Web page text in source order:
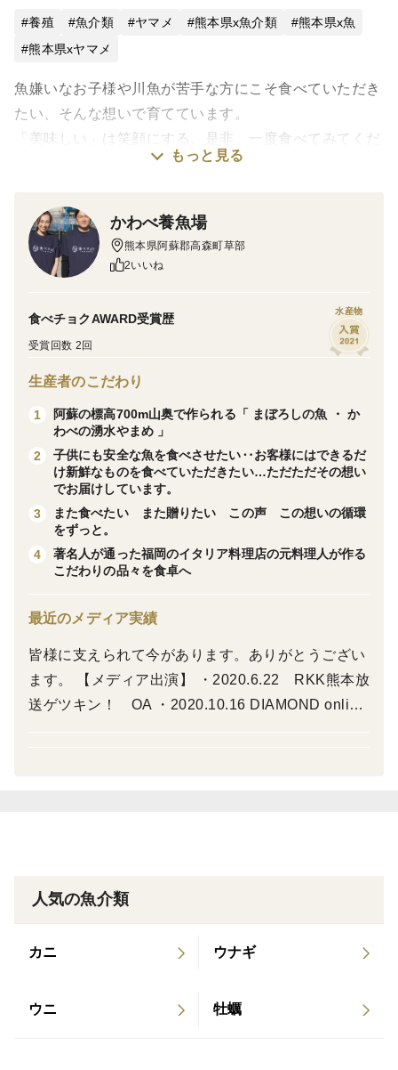
養殖 魚介類 ヤマメ 熊本県x魚介類
熊本県x魚
熊本県xヤマメ
魚嫌いなお子様や川魚が苦手な方にこそ食べていただき
たい、そんな想いで育てています。
「美味しい」は笑顔にする。是非、一度食べてみてくだ
▼私たちのこだわり
ーーーーーーーーーーーーーーーーーーーーーーーーー
ーーーーーー
を ずっと。
ーーーーーーーーーーーーーーーーーーーーーーーーー
熊本県の標高700ｍの山奥で私達は阿蘇の芸術「やま
め」と「ASOサーモン」を育てています。昭和45年か
らの創業以来、同じ工程で丹念込めて卵の孵化から育
成・加工・出荷まで全て自社で行っています。ご自宅で
調理しやすいよう考え、個包装にしていますので衛生的
で必要な時に必要な分だけお使いいただけます。
～人も魚も同じ水で育つ～
し、川魚の女王と言われ、その味は名の通り川魚では最
清流がなくなり、「まぼろしの魚」とも言われている山
女魚をお届けします。ご自宅用、または大切な方への贈
り物にぜひご利用ください。
す。
創業以来、51年間同じ工程で丹念込めて育てています。
もっと見る
かわべ養魚場
熊本県阿蘇郡高森町草部
2いいね
食べチョクAWARD受賞歴
受賞回数 2回
水産物
生産者のこだわり
1
阿蘇の標高700m山奥で作られる「 まぼろしの魚 ・ か
わべの湧水やまめ 」
2
子供にも安全な魚を食べさせたい‥お客様にはできるだ
け新鮮なものを食べていただきたい…ただただその想い
でお届けしています。
3
また食べたい また贈りたい この声 この想いの循環
をずっと。
4
著名人が通った福岡のイタリア料理店の元料理人が作る
こだわりの品々を食卓へ
最近のメディア実績
皆様に支えられて今があります。ありがとうござい
ます。 【メディア出演】 ・2020.6.22 RKK熊本放
送ゲツキン！ OA ・2020.10.16 DIAMOND online
OA 【食べチョクアワード表彰】 ・2020.12.28
2.28 食べチョクアワード表彰 水産物 12位 ※
い為、不定期で出品しております。
人気の魚介類
カニ ウナギ
ウニ 牡蠣